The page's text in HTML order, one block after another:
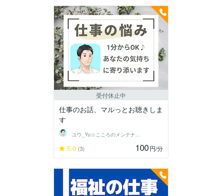
受付休止中
仕事のお話、マルっとお聴きしま
す
ユウ_Yu☆こころのメンテナンスルーム
5.0 (3) 100円/分